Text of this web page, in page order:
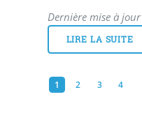
Dernière mise à
LIRE LA SUITE
1 2 3 4